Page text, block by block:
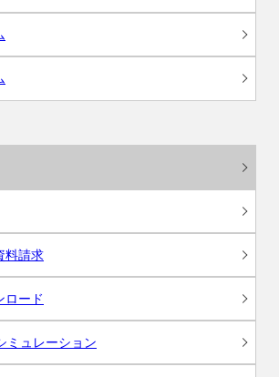
料請求
ロード
ミュレーション